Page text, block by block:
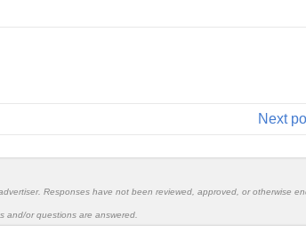
Next
Responses have not been reviewed, approved, or otherwise
and/or questions are answered.